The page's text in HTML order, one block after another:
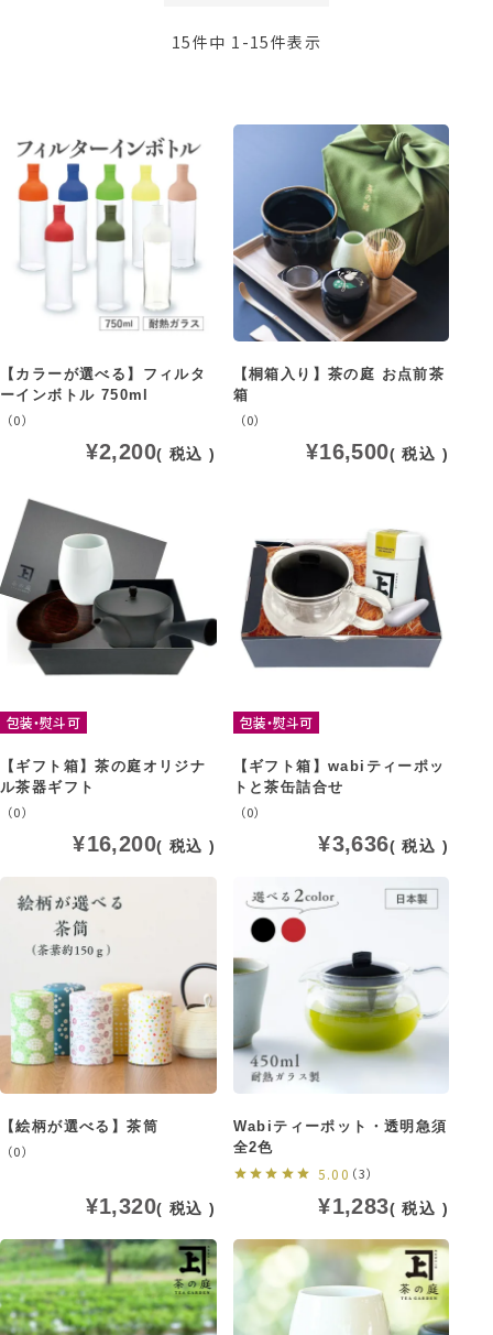
価格が高い順
15件中 1 -15件表示
【カラーが選べる】フィルタ
ーインボトル 750ml
（0）
¥2,200 税込
【桐箱入り】茶の庭 お点前茶
箱
（0）
¥16,500 税込
包装・熨斗可
【ギフト箱】茶の庭オリジナ
ル茶器ギフト
（0）
¥16,200 税込
包装・熨斗可
【ギフト箱】wabiティーポッ
トと茶缶詰合せ
（0）
¥3,636 税込
【絵柄が選べる】茶筒
（0）
¥1,320 税込
Wabiティーポット・透明急須
全2色
5.00 （3）
¥1,283 税込